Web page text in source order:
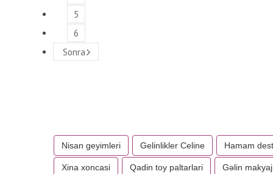
5
6
Sonra
Nisan geyimleri Gelinlikler Celine Hamam
Xina xoncasi Qadin toy paltarlari Gəlin